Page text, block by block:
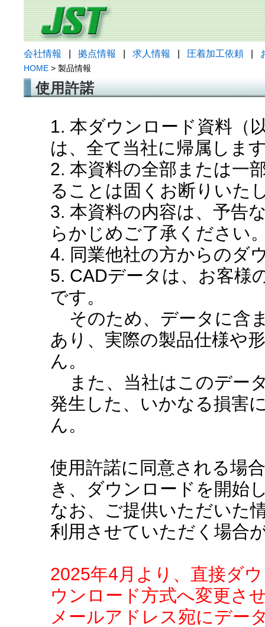
会社情報 拠点情報 求人情報 圧着加工依頼
HOME > 製品情報
使用許諾
1. 本ダウンロード資料（
は、全て当社に帰属しま
2. 本資料の全部または一
ることは固くお断りいた
3. 本資料の内容は、予告
らかじめご了承ください
4. 同業他社の方からのダ
5. CADデータは、お客様
です。
そのため、データに含
あり、実際の製品仕様や
ん。
また、当社はこのデー
発生した、いかなる損害
ん。
使用許諾に同意される場
き、ダウンロードを開始
なお、ご提供いただいた
利用させていただく場合
2025年4月より、直接ダ
ウンロード方式へ変更さ
メールアドレス宛にデー